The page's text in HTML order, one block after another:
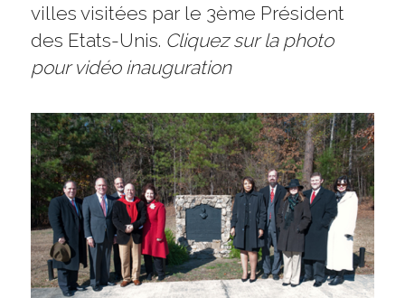
villes visitées par le 3ème Président
des Etats-Unis. Cliquez sur la photo
pour vidéo inauguration